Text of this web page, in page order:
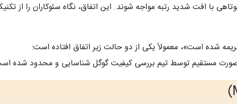
با افت شدید رتبه مواجه شوند. این اتفاق، نگاه سئوکاران را از
شده است»، معمولاً یکی از دو حالت زیر اتفاق افتاده است:
به‌ صورت مستقیم توسط تیم بررسی کیفیت گوگل شناسایی و محدود شده